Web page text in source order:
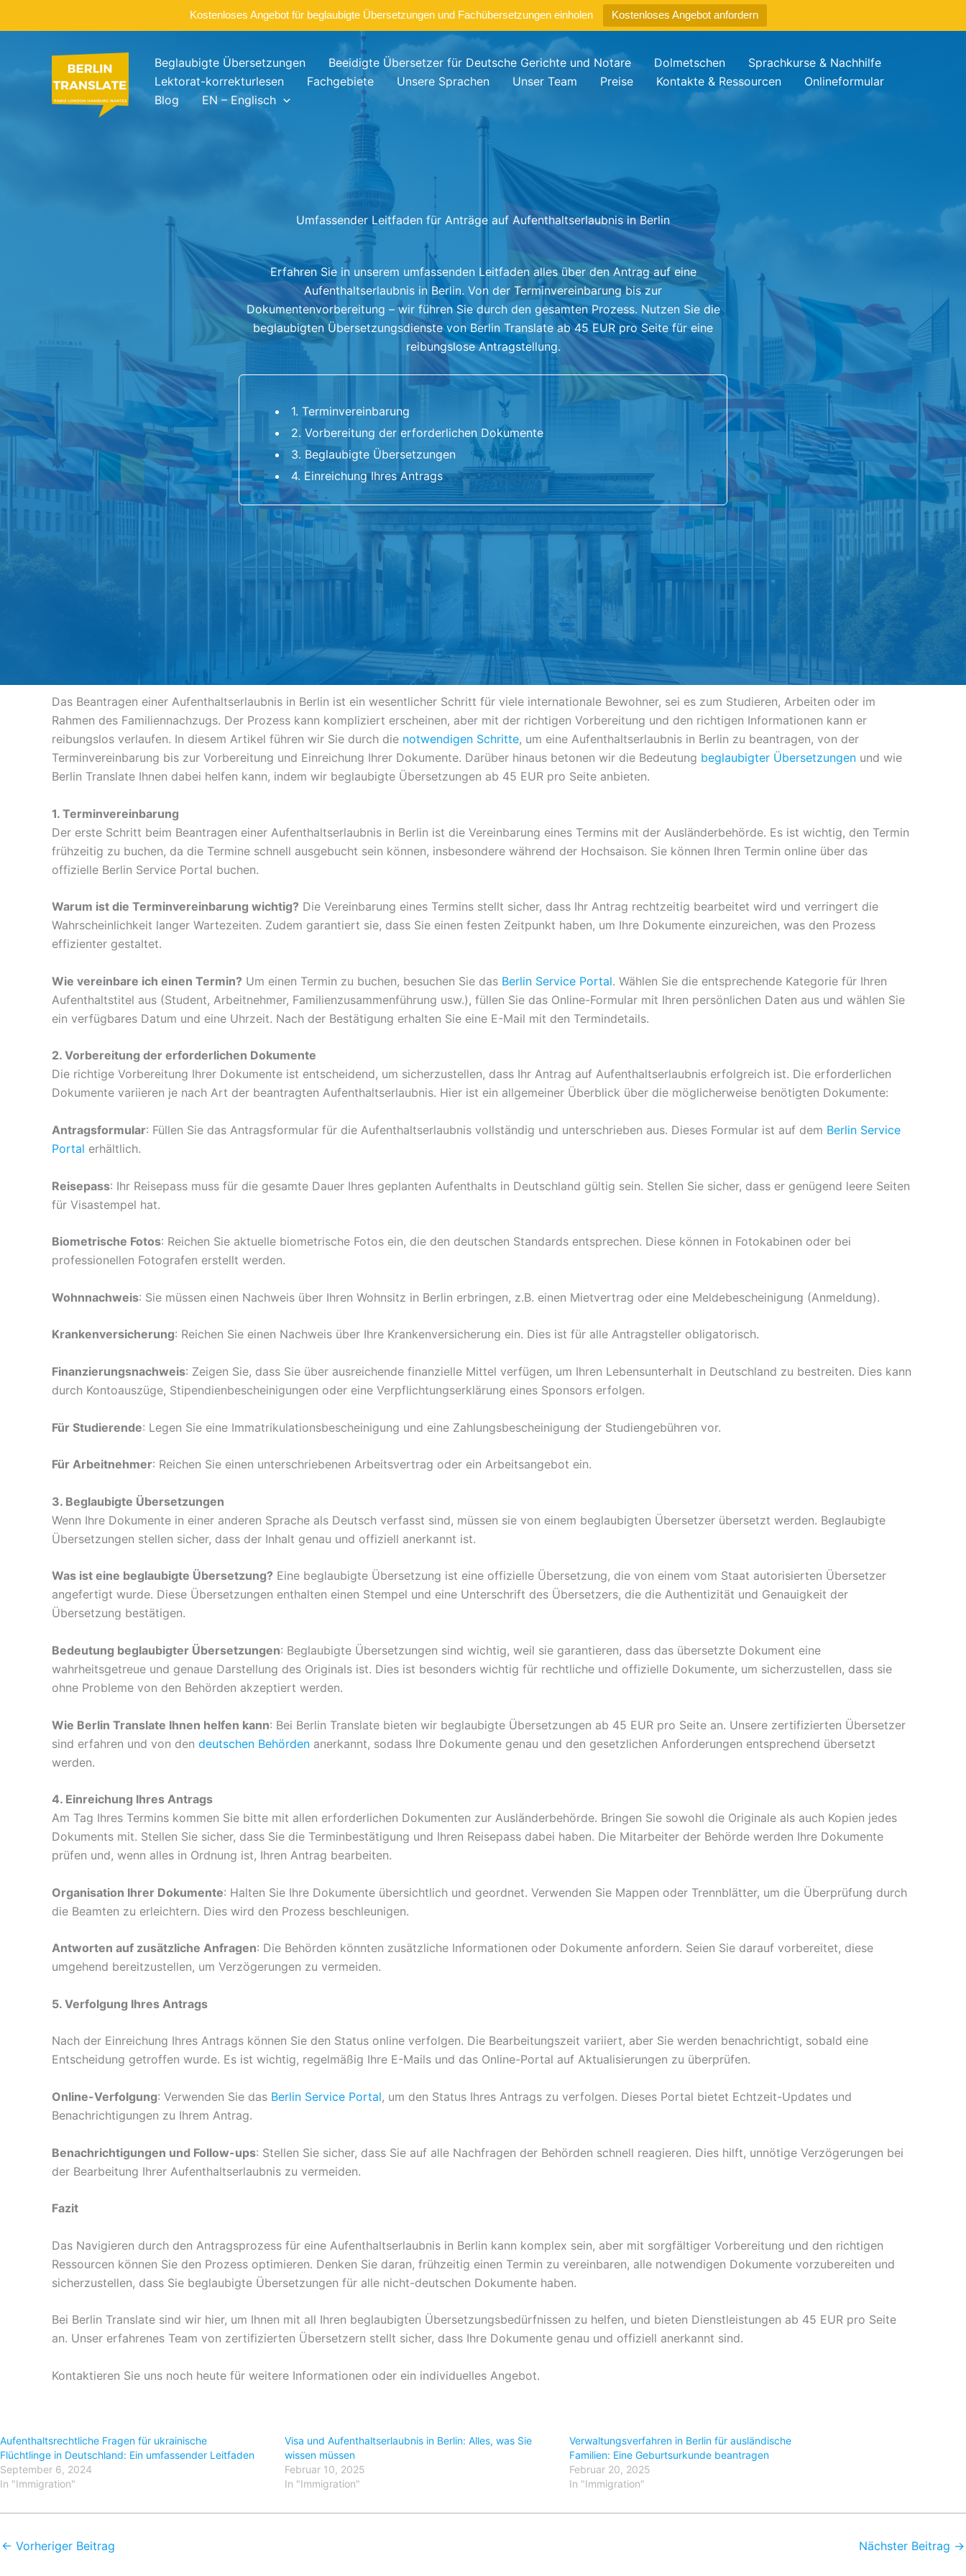
Kostenloses Angebot für beglaubigte Übersetzungen und Fachübersetzungen einholen Kostenloses Angebot anfordern
Beglaubigte Übersetzungen Beeidigte Übersetzer für Deutsche Gerichte und Notare Dolmetschen
Sprachkurse & Nachhilfe
Lektorat-korrekturlesen
Fachgebiete Unsere Sprachen Unser Team Preise Kontakte & Ressourcen
Onlineformular
Blog
EN – Englisch
Umfassender Leitfaden für Anträge auf Aufenthaltserlaubnis in Berlin
Erfahren Sie in unserem umfassenden Leitfaden alles über den Antrag auf eine
Aufenthaltserlaubnis in Berlin. Von der Terminvereinbarung bis zur
Dokumentenvorbereitung – wir führen Sie durch den gesamten Prozess. Nutzen Sie die
beglaubigten Übersetzungsdienste von Berlin Translate ab 45 EUR pro Seite für eine
reibungslose Antragstellung.
1. Terminvereinbarung
2. Vorbereitung der erforderlichen Dokumente
3. Beglaubigte Übersetzungen
4. Einreichung Ihres Antrags
Das Beantragen einer Aufenthaltserlaubnis in Berlin ist ein wesentlicher Schritt für viele internationale Bewohner, sei es zum Studieren, Arbeiten oder im
Rahmen des Familiennachzugs. Der Prozess kann kompliziert erscheinen, aber mit der richtigen Vorbereitung und den richtigen Informationen kann er
reibungslos verlaufen. In diesem Artikel führen wir Sie durch die notwendigen Schritte, um eine Aufenthaltserlaubnis in Berlin zu beantragen, von der
Terminvereinbarung bis zur Vorbereitung und Einreichung Ihrer Dokumente. Darüber hinaus betonen wir die Bedeutung beglaubigter Übersetzungen und wie
Berlin Translate Ihnen dabei helfen kann, indem wir beglaubigte Übersetzungen ab 45 EUR pro Seite anbieten.
1. Terminvereinbarung
Der erste Schritt beim Beantragen einer Aufenthaltserlaubnis in Berlin ist die Vereinbarung eines Termins mit der Ausländerbehörde. Es ist wichtig, den Termin
frühzeitig zu buchen, da die Termine schnell ausgebucht sein können, insbesondere während der Hochsaison. Sie können Ihren Termin online über das
offizielle Berlin Service Portal buchen.
Warum ist die Terminvereinbarung wichtig? Die Vereinbarung eines Termins stellt sicher, dass Ihr Antrag rechtzeitig bearbeitet wird und verringert die
Wahrscheinlichkeit langer Wartezeiten. Zudem garantiert sie, dass Sie einen festen Zeitpunkt haben, um Ihre Dokumente einzureichen, was den Prozess
effizienter gestaltet.
Wie vereinbare ich einen Termin? Um einen Termin zu buchen, besuchen Sie das Berlin Service Portal. Wählen Sie die entsprechende Kategorie für Ihren
Aufenthaltstitel aus (Student, Arbeitnehmer, Familienzusammenführung usw.), füllen Sie das Online-Formular mit Ihren persönlichen Daten aus und wählen Sie
ein verfügbares Datum und eine Uhrzeit. Nach der Bestätigung erhalten Sie eine E-Mail mit den Termindetails.
2. Vorbereitung der erforderlichen Dokumente
Die richtige Vorbereitung Ihrer Dokumente ist entscheidend, um sicherzustellen, dass Ihr Antrag auf Aufenthaltserlaubnis erfolgreich ist. Die erforderlichen
Dokumente variieren je nach Art der beantragten Aufenthaltserlaubnis. Hier ist ein allgemeiner Überblick über die möglicherweise benötigten Dokumente:
Antragsformular: Füllen Sie das Antragsformular für die Aufenthaltserlaubnis vollständig und unterschrieben aus. Dieses Formular ist auf dem Berlin Service
Portal erhältlich.
Reisepass: Ihr Reisepass muss für die gesamte Dauer Ihres geplanten Aufenthalts in Deutschland gültig sein. Stellen Sie sicher, dass er genügend leere Seiten
für Visastempel hat.
Biometrische Fotos: Reichen Sie aktuelle biometrische Fotos ein, die den deutschen Standards entsprechen. Diese können in Fotokabinen oder bei
professionellen Fotografen erstellt werden.
Wohnnachweis: Sie müssen einen Nachweis über Ihren Wohnsitz in Berlin erbringen, z.B. einen Mietvertrag oder eine Meldebescheinigung (Anmeldung).
Krankenversicherung: Reichen Sie einen Nachweis über Ihre Krankenversicherung ein. Dies ist für alle Antragsteller obligatorisch.
Finanzierungsnachweis: Zeigen Sie, dass Sie über ausreichende finanzielle Mittel verfügen, um Ihren Lebensunterhalt in Deutschland zu bestreiten. Dies kann
durch Kontoauszüge, Stipendienbescheinigungen oder eine Verpflichtungserklärung eines Sponsors erfolgen.
Für Studierende: Legen Sie eine Immatrikulationsbescheinigung und eine Zahlungsbescheinigung der Studiengebühren vor.
Für Arbeitnehmer: Reichen Sie einen unterschriebenen Arbeitsvertrag oder ein Arbeitsangebot ein.
3. Beglaubigte Übersetzungen
Wenn Ihre Dokumente in einer anderen Sprache als Deutsch verfasst sind, müssen sie von einem beglaubigten Übersetzer übersetzt werden. Beglaubigte
Übersetzungen stellen sicher, dass der Inhalt genau und offiziell anerkannt ist.
Was ist eine beglaubigte Übersetzung? Eine beglaubigte Übersetzung ist eine offizielle Übersetzung, die von einem vom Staat autorisierten Übersetzer
angefertigt wurde. Diese Übersetzungen enthalten einen Stempel und eine Unterschrift des Übersetzers, die die Authentizität und Genauigkeit der
Übersetzung bestätigen.
Bedeutung beglaubigter Übersetzungen: Beglaubigte Übersetzungen sind wichtig, weil sie garantieren, dass das übersetzte Dokument eine
wahrheitsgetreue und genaue Darstellung des Originals ist. Dies ist besonders wichtig für rechtliche und offizielle Dokumente, um sicherzustellen, dass sie
ohne Probleme von den Behörden akzeptiert werden.
Wie Berlin Translate Ihnen helfen kann: Bei Berlin Translate bieten wir beglaubigte Übersetzungen ab 45 EUR pro Seite an. Unsere zertifizierten Übersetzer
sind erfahren und von den deutschen Behörden anerkannt, sodass Ihre Dokumente genau und den gesetzlichen Anforderungen entsprechend übersetzt
werden.
4. Einreichung Ihres Antrags
Am Tag Ihres Termins kommen Sie bitte mit allen erforderlichen Dokumenten zur Ausländerbehörde. Bringen Sie sowohl die Originale als auch Kopien jedes
Dokuments mit. Stellen Sie sicher, dass Sie die Terminbestätigung und Ihren Reisepass dabei haben. Die Mitarbeiter der Behörde werden Ihre Dokumente
prüfen und, wenn alles in Ordnung ist, Ihren Antrag bearbeiten.
Organisation Ihrer Dokumente: Halten Sie Ihre Dokumente übersichtlich und geordnet. Verwenden Sie Mappen oder Trennblätter, um die Überprüfung durch
die Beamten zu erleichtern. Dies wird den Prozess beschleunigen.
Antworten auf zusätzliche Anfragen: Die Behörden könnten zusätzliche Informationen oder Dokumente anfordern. Seien Sie darauf vorbereitet, diese
umgehend bereitzustellen, um Verzögerungen zu vermeiden.
5. Verfolgung Ihres Antrags
Nach der Einreichung Ihres Antrags können Sie den Status online verfolgen. Die Bearbeitungszeit variiert, aber Sie werden benachrichtigt, sobald eine
Entscheidung getroffen wurde. Es ist wichtig, regelmäßig Ihre E-Mails und das Online-Portal auf Aktualisierungen zu überprüfen.
Online-Verfolgung: Verwenden Sie das Berlin Service Portal, um den Status Ihres Antrags zu verfolgen. Dieses Portal bietet Echtzeit-Updates und
Benachrichtigungen zu Ihrem Antrag.
Benachrichtigungen und Follow-ups: Stellen Sie sicher, dass Sie auf alle Nachfragen der Behörden schnell reagieren. Dies hilft, unnötige Verzögerungen bei
der Bearbeitung Ihrer Aufenthaltserlaubnis zu vermeiden.
Fazit
Das Navigieren durch den Antragsprozess für eine Aufenthaltserlaubnis in Berlin kann komplex sein, aber mit sorgfältiger Vorbereitung und den richtigen
Ressourcen können Sie den Prozess optimieren. Denken Sie daran, frühzeitig einen Termin zu vereinbaren, alle notwendigen Dokumente vorzubereiten und
sicherzustellen, dass Sie beglaubigte Übersetzungen für alle nicht-deutschen Dokumente haben.
Bei Berlin Translate sind wir hier, um Ihnen mit all Ihren beglaubigten Übersetzungsbedürfnissen zu helfen, und bieten Dienstleistungen ab 45 EUR pro Seite
an. Unser erfahrenes Team von zertifizierten Übersetzern stellt sicher, dass Ihre Dokumente genau und offiziell anerkannt sind.
Kontaktieren Sie uns noch heute für weitere Informationen oder ein individuelles Angebot.
Aufenthaltsrechtliche Fragen für ukrainische
Flüchtlinge in Deutschland: Ein umfassender Leitfaden
September 6, 2024
In "Immigration"
Visa und Aufenthaltserlaubnis in Berlin: Alles, was Sie
wissen müssen
Februar 10, 2025
In "Immigration"
Verwaltungsverfahren in Berlin für ausländische
Familien: Eine Geburtsurkunde beantragen
Februar 20, 2025
In "Immigration"
← Vorheriger Beitrag Nächster Beitrag →